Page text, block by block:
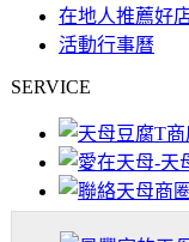
在地人推薦好
活動行事曆
SERVICE